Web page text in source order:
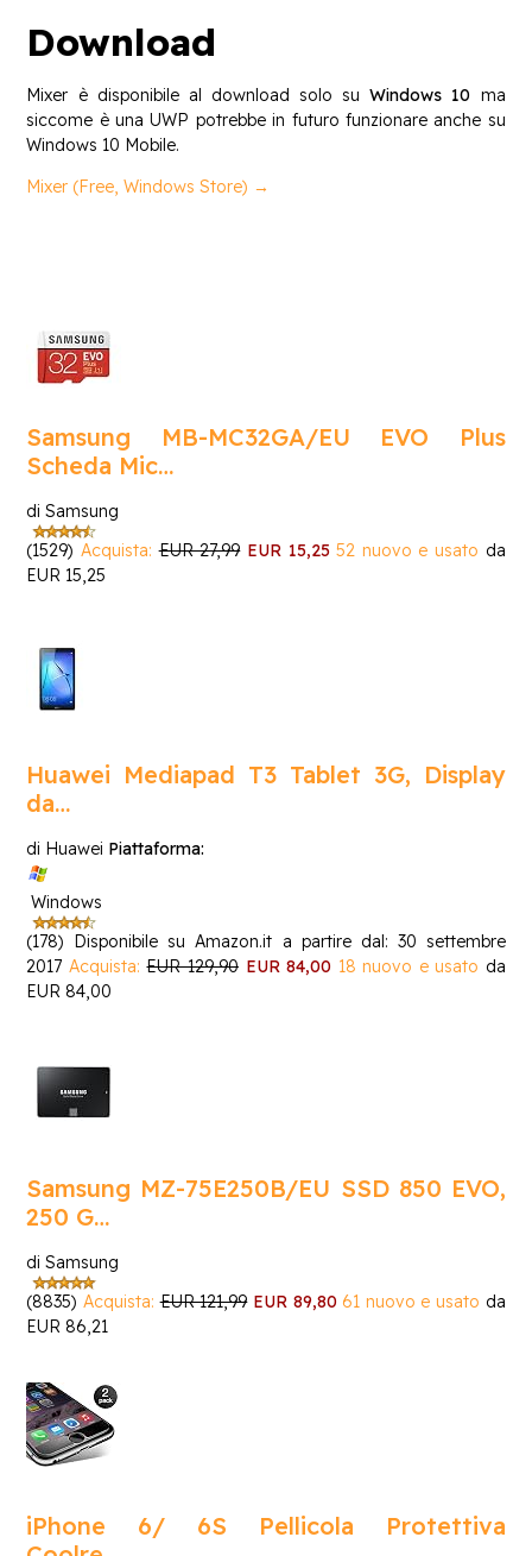
Download
Mixer è disponibile al download solo suWindows 10 ma
siccome è una UWP potrebbe in futuro funzionare anche su
Windows 10 Mobile.
Mixer (Free, Windows Store) →
Samsung MB-MC32GA/EU EVO Plus
Scheda Mic…
di Samsung
(1529)Acquista:EUR 27,99 EUR 15,25 52 nuovo e usato da
EUR 15,25
Huawei Mediapad T3 Tablet 3G, Display
da…
di Huawei Piattaforma:
Windows
(178) Disponibile su Amazon.it a partire dal: 30 settembre
2017 Acquista:EUR 129,90 EUR 84,00 18 nuovo e usato da
EUR 84,00
Samsung MZ-75E250B/EU SSD 850 EVO,
250 G…
di Samsung
(8835)Acquista:EUR 121,99 EUR 89,80 61 nuovo e usato da
EUR 86,21
iPhone 6/ 6S Pellicola Protettiva